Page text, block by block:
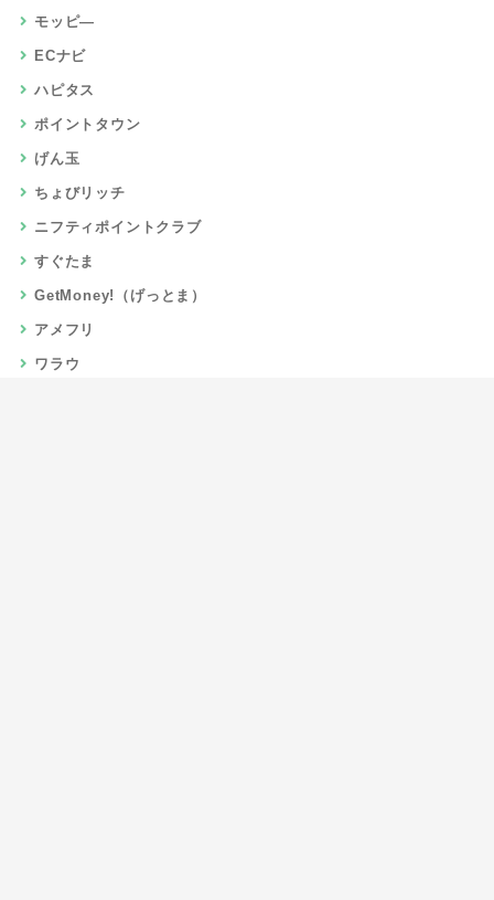
モッピ―
ECナビ
ハピタス
ポイントタウン
げん玉
ちょびリッチ
ニフティポイントクラブ
すぐたま
GetMoney!（げっとま）
アメフリ
ワラウ